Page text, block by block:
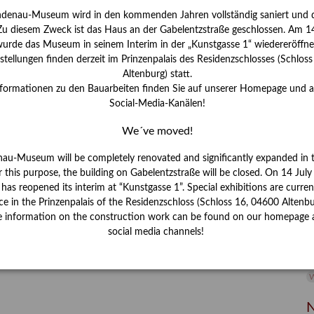
Museum wird in den kommenden Jahren vollständig saniert und
diesem Zweck ist das Haus an der Gabelentzstraße geschlossen. Am
das Museum in seinem Interim in der „Kunstgasse 1“
finden derzeit im Prinzenpalais des Residenzschlosses
Altenburg) statt.
zu den Bauarbeiten finden Sie auf unserer Homepage und
Social-Media-Kanälen!
We´ve moved!
Museum will be completely renovated and significantly expanded in
this purpose, the building on Gabelentzstraße will be closed. On 14
reopened its interim at “Kunstgasse 1”. Special exhibitions are
in the Prinzenpalais of the Residenzschloss (Schloss 16, 04600
information on the construction work can be found on our homepage
social media channels!